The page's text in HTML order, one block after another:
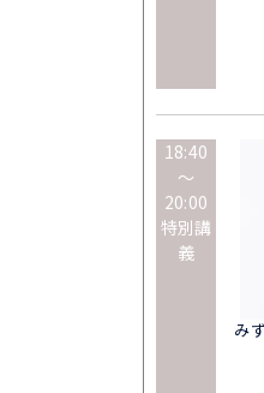
18:40
～
20:00
特別講
義
み